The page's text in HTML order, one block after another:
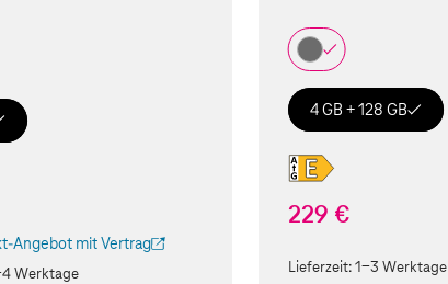
Angebot mit Vertrag
in einem neuen Tab geöffnet)
Werktage
4 GB + 128 GB
229 €
Lieferzeit:1-3 Werktage